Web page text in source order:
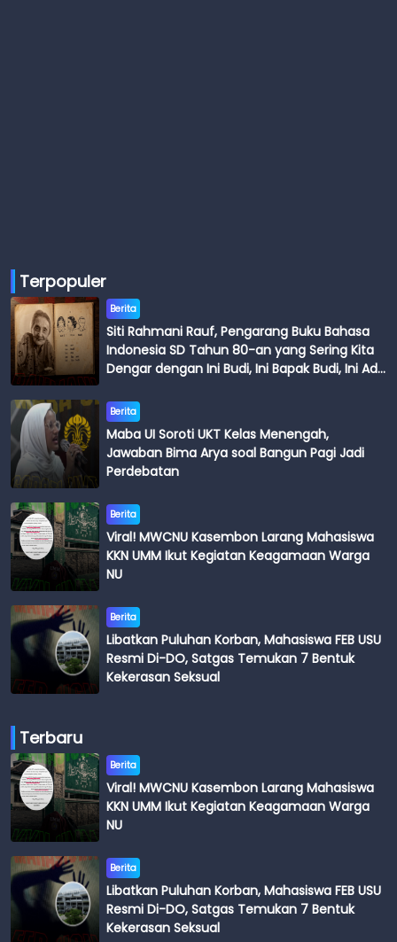
Terpopuler
Berita
Siti Rahmani Rauf, Pengarang Buku Bahasa
Indonesia SD Tahun 80-an yang Sering Kita
Dengar dengan Ini Budi, Ini Bapak Budi, Ini Adik
Berita
Maba UI Soroti UKT Kelas Menengah,
Jawaban Bima Arya soal Bangun Pagi Jadi
Perdebatan
Berita
Viral! MWCNU Kasembon Larang Mahasiswa
KKN UMM Ikut Kegiatan Keagamaan Warga
NU
Berita
Libatkan Puluhan Korban, Mahasiswa FEB USU
Resmi Di-DO, Satgas Temukan 7 Bentuk
Kekerasan Seksual
Terbaru
Berita
Viral! MWCNU Kasembon Larang Mahasiswa
KKN UMM Ikut Kegiatan Keagamaan Warga
NU
Berita
Libatkan Puluhan Korban, Mahasiswa FEB USU
Resmi Di-DO, Satgas Temukan 7 Bentuk
Kekerasan Seksual